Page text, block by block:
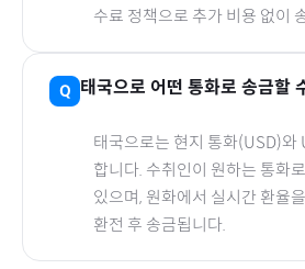
수료 정책으로 추가 비용 없이
태국으로 어떤 통화로 송금할
태국으로는 현지 통화(USD)와
합니다. 수취인이 원하는 통화
있으며, 원화에서 실시간 환율
환전 후 송금됩니다.